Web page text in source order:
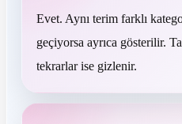
Evet. Aynı terim farklı
geçiyorsa ayrıca gösterilir.
tekrarlar ise gizlenir.